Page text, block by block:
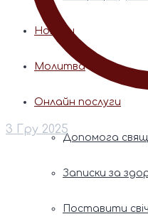
Новини
Молитва
Онлайн послуги
Допомога
Записки за
Поставити
3 Гру 2025